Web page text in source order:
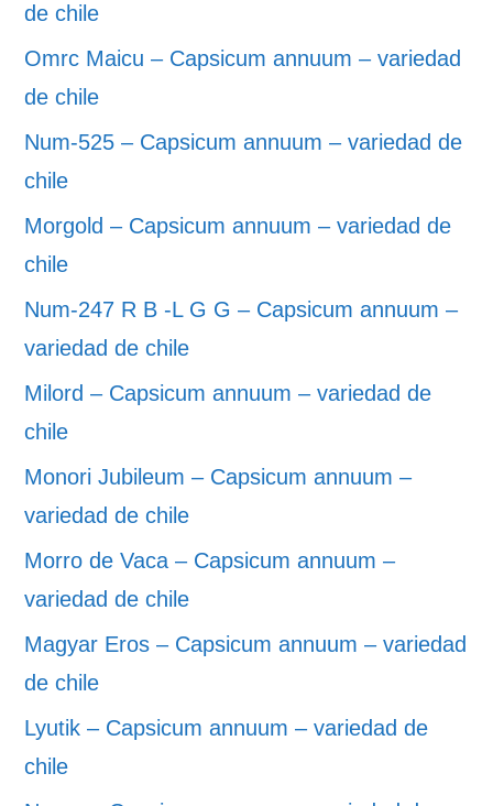
de chile
Omrc Maicu – Capsicum annuum – variedad
de chile
Num-525 – Capsicum annuum – variedad de
chile
Morgold – Capsicum annuum – variedad de
chile
Num-247 R B -L G G – Capsicum annuum –
variedad de chile
Milord – Capsicum annuum – variedad de
chile
Monori Jubileum – Capsicum annuum –
variedad de chile
Morro de Vaca – Capsicum annuum –
variedad de chile
Magyar Eros – Capsicum annuum – variedad
de chile
Lyutik – Capsicum annuum – variedad de
chile